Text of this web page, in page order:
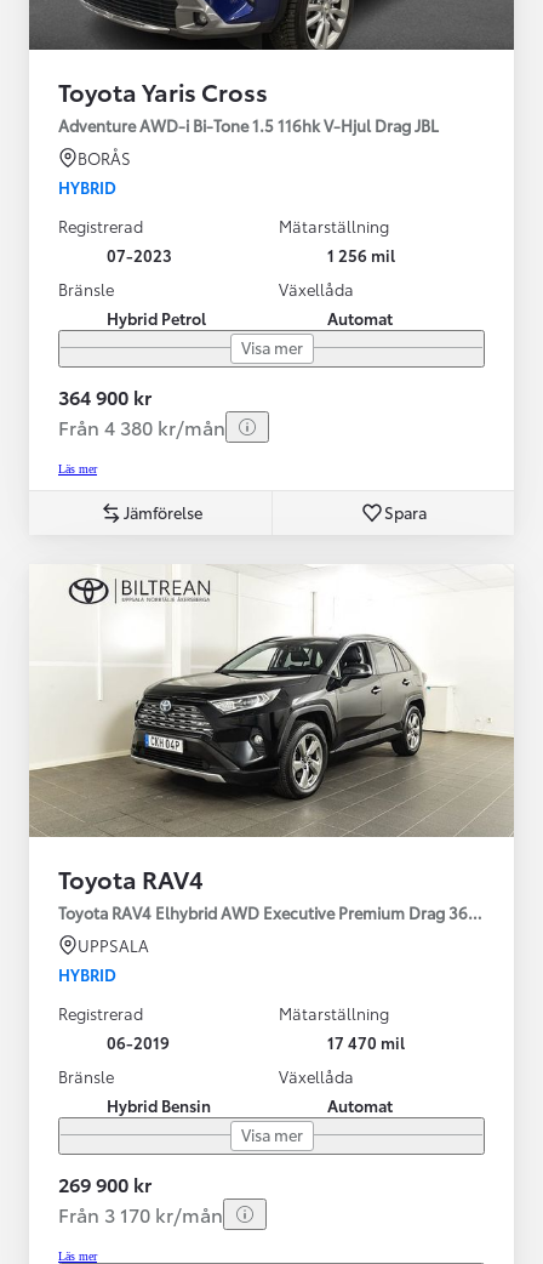
Toyota Yaris Cross
Adventure AWD-i Bi-Tone 1.5 116hk V-Hjul Drag JBL
BORÅS
HYBRID
Registrerad
07-2023
Mätarställning
1 256 mil
Bränsle
Hybrid Petrol
Växellåda
Automat
Visa mer
364 900 kr
Från 4 380 kr/mån
Läs mer
Jämförelse Spara
Toyota RAV4
Toyota RAV4 Elhybrid AWD Executive Premium Drag 360-kamera
UPPSALA
HYBRID
Registrerad
06-2019
Mätarställning
17 470 mil
Bränsle
Hybrid Bensin
Växellåda
Automat
Visa mer
269 900 kr
Från 3 170 kr/mån
Läs mer